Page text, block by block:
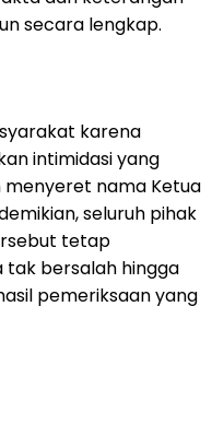
secara lengkap.
karena
intimidasi yang
nama Ketua
seluruh pihak
tetap
tak bersalah hingga
pemeriksaan yang